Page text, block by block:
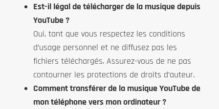
Est-il légal de télécharger de la musique depuis
YouTube ?
Oui, tant que vous respectez les conditions
d’usage personnel et ne diffusez pas les
fichiers téléchargés. Assurez-vous de ne pas
contourner les protections de droits d’auteur.
Comment transférer de la musique YouTube de
mon téléphone vers mon ordinateur ?